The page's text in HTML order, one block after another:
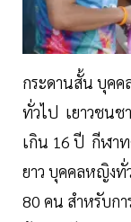
กระดานสั้น บุคค
ทั่วไป เยาวชนช
เกิน 16 ปี กีฬาท
ยาว บุคคลหญิงทั่
80 คน สำหรับก